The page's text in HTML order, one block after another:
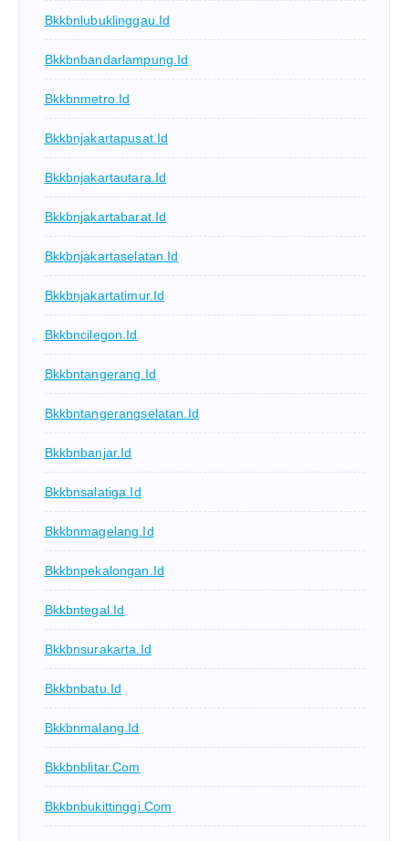
Bkkbnlubuklinggau.id
Bkkbnbandarlampung.id
Bkkbnmetro.id
Bkkbnjakartapusat.id
Bkkbnjakartautara.id
Bkkbnjakartabarat.id
Bkkbnjakartaselatan.id
Bkkbnjakartatimur.id
Bkkbncilegon.id
Bkkbntangerang.id
Bkkbntangerangselatan.id
Bkkbnbanjar.id
Bkkbnsalatiga.id
Bkkbnmagelang.id
Bkkbnpekalongan.id
Bkkbntegal.id
Bkkbnsurakarta.id
Bkkbnbatu.id
Bkkbnmalang.id
Bkkbnblitar.com
Bkkbnbukittinggi.com